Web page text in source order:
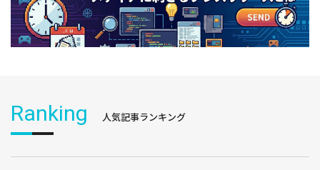
Ranking 人気記事ランキング